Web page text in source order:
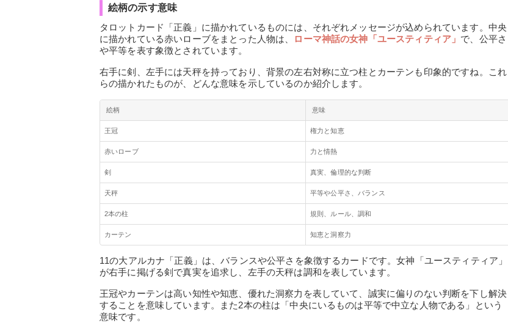
絵柄の示す意味
タロットカード「正義」に描かれているものには、それぞれメッセージが込められています。中央
に描かれている赤いローブをまとった人物は、 ローマ神話の女神「ユースティティア」 で、公平さ
や平等を表す象徴とされています。
右手に剣、左手には天秤を持っており、背景の左右対称に立つ柱とカーテンも印象的ですね。これ
らの描かれたものが、どんな意味を示しているのか紹介します。
絵柄 意味
王冠 権力と知恵
赤いローブ 力と情熱
剣 真実、倫理的な判断
天秤 平等や公平さ、バランス
2本の柱 規則、ルール、調和
カーテン 知恵と洞察力
11の大アルカナ「正義」は、バランスや公平さを象徴するカードです。女神「ユースティティア」
が右手に掲げる剣で真実を追求し、左手の天秤は調和を表しています。
王冠やカーテンは高い知性や知恵、優れた洞察力を表していて、誠実に偏りのない判断を下し解決
することを意味しています。また2本の柱は「中央にいるものは平等で中立な人物である」という
意味です。